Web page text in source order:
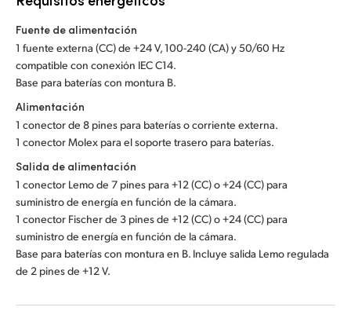
Fuente de alimentación
1 fuente externa (CC) de +24 V, 100-240 (CA) y 50/60 Hz
compatible con conexión IEC C14.
Base para baterías con montura B.
Alimentación
1 conector de 8 pines para baterías o corriente externa.
1 conector Molex para el soporte trasero para baterías.
Salida de alimentación
1 conector Lemo de 7 pines para +12 (CC) o +24 (CC) para
suministro de energía en función de la cámara.
1 conector Fischer de 3 pines de +12 (CC) o +24 (CC) para
suministro de energía en función de la cámara.
Base para baterías con montura en B. Incluye salida Lemo regulada
de 2 pines de +12 V.